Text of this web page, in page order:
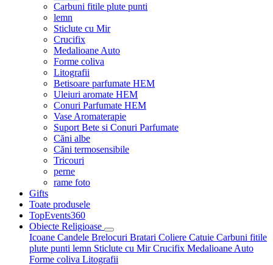
Carbuni fitile plute punti
lemn
Sticlute cu Mir
Crucifix
Medalioane Auto
Forme coliva
Litografii
Betisoare parfumate HEM
Uleiuri aromate HEM
Conuri Parfumate HEM
Vase Aromaterapie
Suport Bete si Conuri Parfumate
Căni albe
Căni termosensibile
Tricouri
perne
rame foto
Gifts
Toate produsele
TopEvents360
Obiecte Religioase
Icoane Candele Brelocuri Bratari Coliere Catuie Carbuni fitile
plute punti lemn Sticlute cu MirCrucifix Medalioane Auto
Forme coliva Litografii